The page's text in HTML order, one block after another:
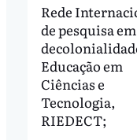
Rede
de pesquisa em
Educação em
Ciências e
Tecnologia,
RIEDECT;